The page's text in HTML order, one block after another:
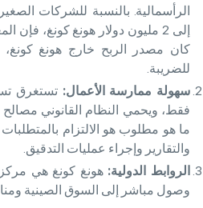
الرأسمالية. بالنسبة للشركات
كان مصدر الربح خارج هونغ كونغ،
للضريبة.
سهولة ممارسة الأعمال:تستغرق
فقط، ويحمي النظام القانوني مصالح
ما هو مطلوب هو الالتزام بالمتطلبات
والتقارير وإجراء عمليات التدقيق.
الروابط الدولية:هونغ كونغ هي
وصول مباشر إلى السوق الصينية